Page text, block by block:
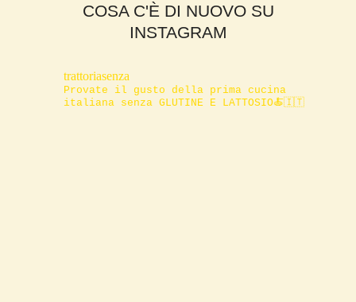
COSA C'È DI NUOVO SU
INSTAGRAM
trattoriasenza
Provate il gusto della prima cucina
italiana senza GLUTINE E LATTOSIO🍝🇮🇹